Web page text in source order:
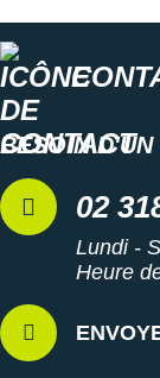
BESOIN
02
Lundi -
Heure